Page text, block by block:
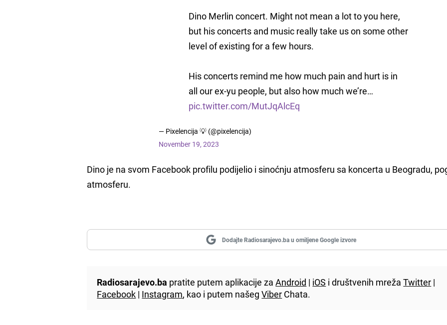
Dino Merlin concert. Might not mean a lot to you here,
but his concerts and music really take us on some other
level of existing for a few hours.
His concerts remind me how much pain and hurt is in
all our ex-yu people, but also how much we’re…
pic.twitter.com/MutJqAlcEq
— Pixelencija 💡 (@pixelencija)
November 19, 2023
Dino je na svom Facebook profilu podijelio i sinoćnju atmosferu sa koncerta u Beogradu,
atmosferu.
Dodajte Radiosarajevo.ba u omiljene Google izvore
Radiosarajevo.ba pratite putem aplikacije zaAndroid | iOS i društvenih mrežaTwitter |
Facebook | Instagram, kao i putem našegViber Chata.